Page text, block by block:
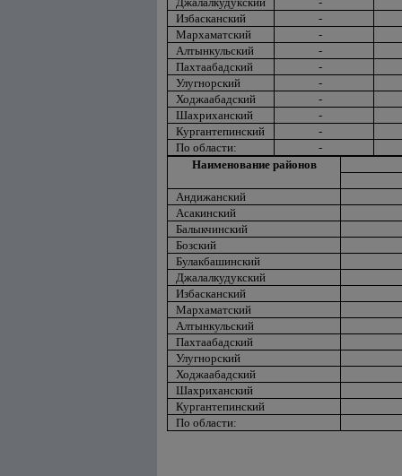
Избасканский
-
Мархаматский
-
Алтынкульский
-
Пахтаабадский
-
Улугнорский
-
Ходжаабадский
-
Шахриханский
-
Кургантепинский
-
По области:
-
Наименование районов
Андижанский
Асакинский
Балыкчинский
Бозский
Булакбашинский
Джалалкудукский
Избасканский
Мархаматский
Алтынкульский
Пахтаабадский
Улугнорский
Ходжаабадский
Шахриханский
Кургантепинский
По области: